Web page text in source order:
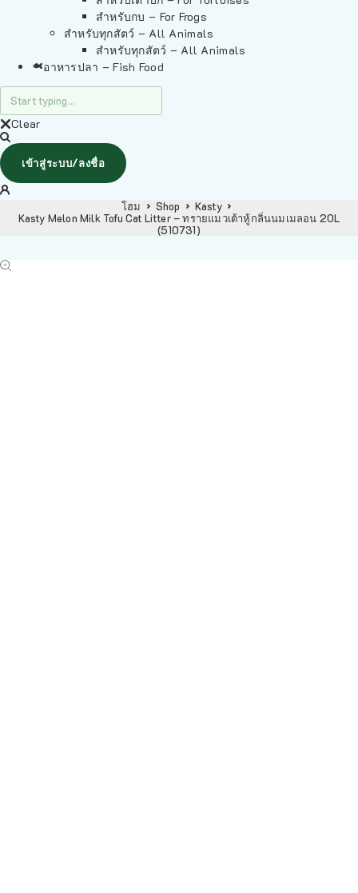
สำหรับกบ – For Frogs
สำหรับทุกสัตว์ – All Animals
สำหรับทุกสัตว์ – All Animals
อาหารปลา – Fish Food
Clear
เข้าสู่ระบบ/ลงชื่อ
โฮม Shop
Kasty
Kasty Melon Milk Tofu Cat Litter – ทรายแมวเต้าหู้กลิ่นนมเมลอน 20L
(510731)